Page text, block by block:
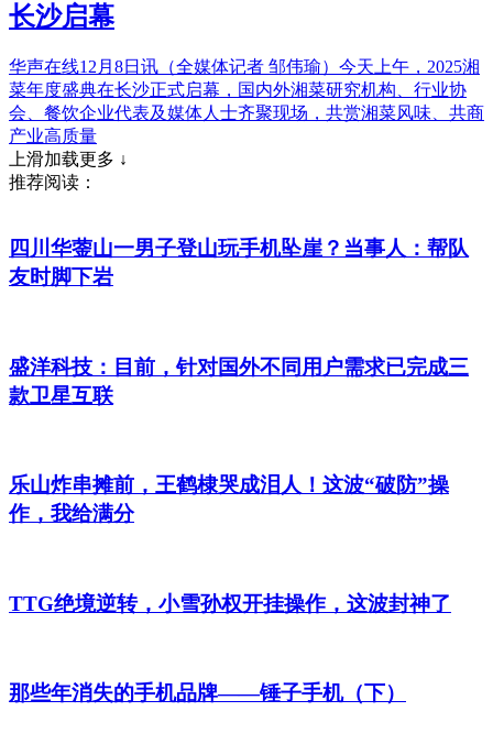
长沙启幕
华声在线12月8日讯（全媒体记者 邹伟瑜）今天上午，2025湘
菜年度盛典在长沙正式启幕，国内外湘菜研究机构、行业协
会、餐饮企业代表及媒体人士齐聚现场，共赏湘菜风味、共商
产业高质量
上滑加载更多 ↓
推荐阅读：
四川华蓥山一男子登山玩手机坠崖？当事人：帮队
友时脚下岩
盛洋科技：目前，针对国外不同用户需求已完成三
款卫星互联
乐山炸串摊前，王鹤棣哭成泪人！这波“破防”操
作，我给满分
TTG绝境逆转，小雪孙权开挂操作，这波封神了
那些年消失的手机品牌——锤子手机（下）